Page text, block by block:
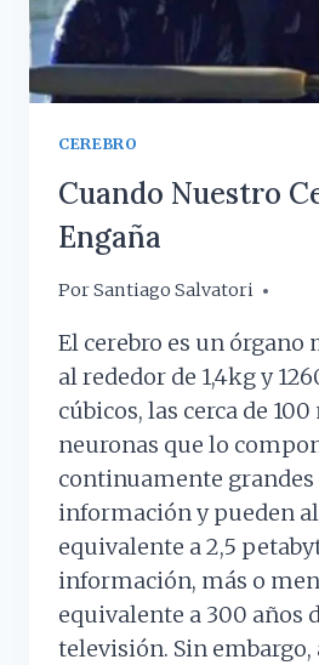
CREES
CEREBRO
Cuando Nuestro
Engaña
PorSantiago Salvatori
9 enero, 2018
El cerebro es un órgano
al rededor de 1,4kg y
cúbicos, las cerca de
neuronas que lo
continuamente grandes
información y pueden
equivalente a 2,5
información, más o
equivalente a 300 años
televisión. Sin embargo,